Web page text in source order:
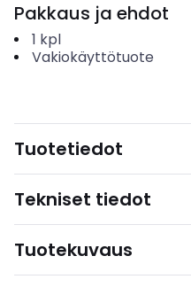
Pakkaus ja ehdot
1 kpl
Vakiokäyttötuote
Tuotetiedot
Tekniset tiedot
Tuotekuvaus